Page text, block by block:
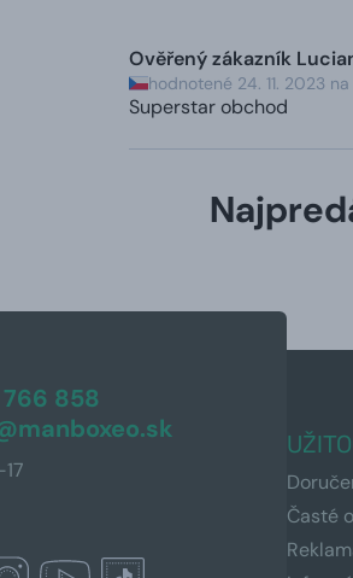
Ověřený zákazník
hodnotené 24. 11. 2023
Superstar obchod
858
Časté